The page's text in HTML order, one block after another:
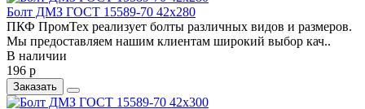
Болт ДМЗ ГОСТ 15589-70 42х280
ПКФ ПромТех реализует болты различных видов и размеров.
Мы предоставляем нашим клиентам широкий выбор кач..
В наличии
196 р
Заказать